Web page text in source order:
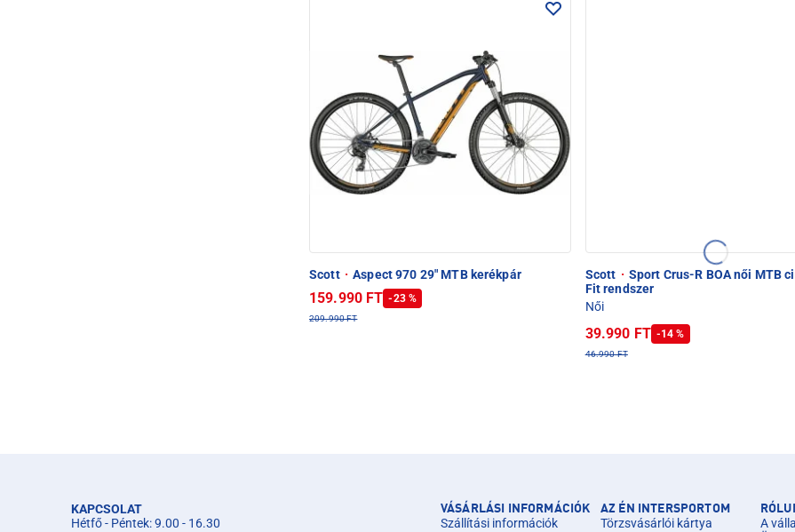
Scott · Aspect 970 29" MTB kerékpár
159.990 FT -23 %
209.990 FT
Scott · Sport Crus-R BOA női MTB
Fit rendszer
Női
39.990 FT -14 %
46.990 FT
KAPCSOLAT
Hétfő - Péntek: 9.00 - 16.30
VÁSÁRLÁSI INFORMÁCIÓK
Szállítási információk
AZ ÉN INTERSPORTOM
Törzsvásárlói kártya
A